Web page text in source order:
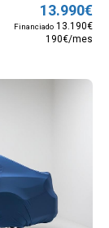
13.990€
Financiado 13.190€
190€/mes